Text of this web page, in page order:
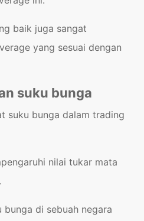
baik juga sangat
yang sesuai dengan
suku bunga
suku bunga dalam trading
nilai tukar mata
di sebuah negara